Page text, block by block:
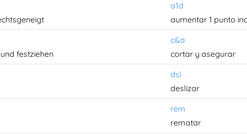
a1d
aumentar 1 punto
c&a
festziehen
cortar y asegurar
dsl
deslizar
rem
rematar